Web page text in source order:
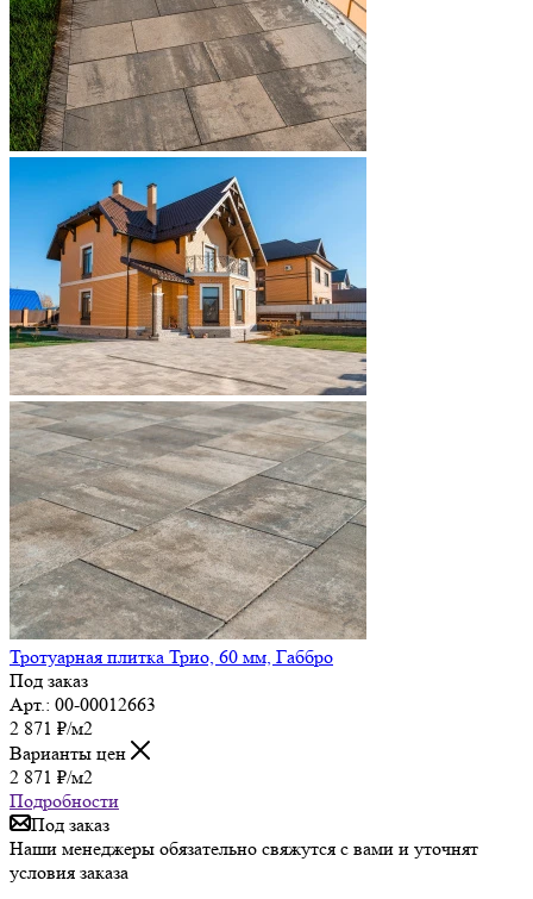
Тротуарная плитка Трио, 60 мм, Габбро
Под заказ
Арт.: 00-00012663
2 871 ₽/м2
Варианты цен
2 871 ₽/м2
Подробности
Под заказ
Наши менеджеры обязательно свяжутся с вами и уточнят
условия заказа